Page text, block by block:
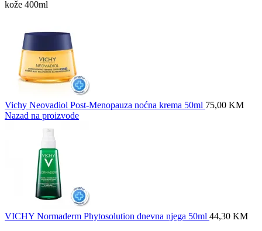
kože 400ml
Vichy Neovadiol Post-Menopauza noćna krema 50ml 75,00 KM
Nazad na proizvode
VICHY Normaderm Phytosolution dnevna njega 50ml 44,30 KM